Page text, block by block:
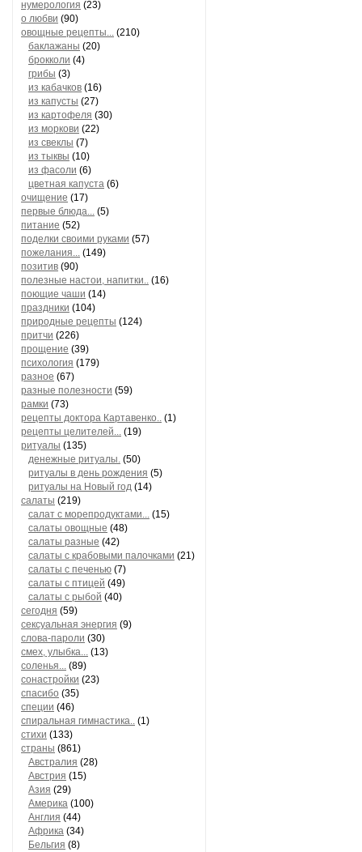
нумерология (23)
о любви (90)
овощные рецепты... (210)
баклажаны (20)
брокколи (4)
грибы (3)
из кабачков (16)
из капусты (27)
из картофеля (30)
из моркови (22)
из свеклы (7)
из тыквы (10)
из фасоли (6)
цветная капуста (6)
очищение (17)
первые блюда... (5)
питание (52)
поделки своими руками (57)
пожелания... (149)
позитив (90)
полезные настои, напитки.. (16)
поющие чаши (14)
праздники (104)
природные рецепты (124)
притчи (226)
прощение (39)
психология (179)
разное (67)
разные полезности (59)
рамки (73)
рецепты доктора Картавенко.. (1)
рецепты целителей... (19)
ритуалы (135)
денежные ритуалы. (50)
ритуалы в день рождения (5)
ритуалы на Новый год (14)
салаты (219)
салат с морепродуктами... (15)
салаты овощные (48)
салаты разные (42)
салаты с крабовыми палочками (21)
салаты с печенью (7)
салаты с птицей (49)
салаты с рыбой (40)
сегодня (59)
сексуальная энергия (9)
слова-пароли (30)
смех, улыбка... (13)
соленья... (89)
сонастройки (23)
спасибо (35)
специи (46)
спиральная гимнастика.. (1)
стихи (133)
страны (861)
Австралия (28)
Австрия (15)
Азия (29)
Америка (100)
Англия (44)
Африка (34)
Бельгия (8)